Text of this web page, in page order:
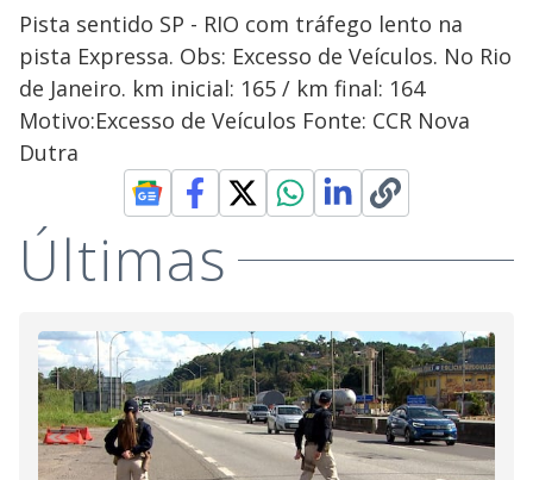
Pista sentido SP - RIO com tráfego lento na
pista Expressa. Obs: Excesso de Veículos. No Rio
de Janeiro. km inicial: 165 / km final: 164
Motivo:Excesso de Veículos Fonte: CCR Nova
Dutra
Últimas